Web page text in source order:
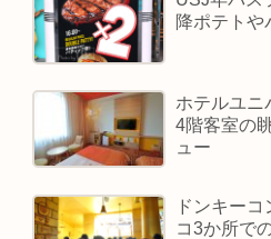
降ポテトや
ホテルユニ
4階客室の
ュー
ドンキー
コ3か所で